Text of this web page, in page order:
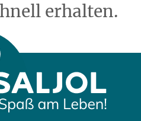
erhalten.